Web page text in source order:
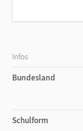
Infos
Bundesland
Schulform